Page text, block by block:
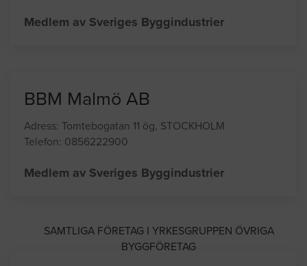
Medlem av Sveriges Byggindustrier